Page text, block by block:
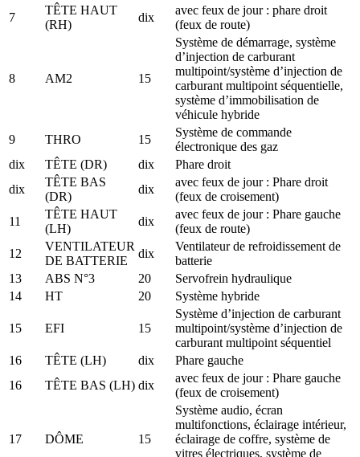
7
TÊTE HAUT
(RH)
dix
avec feux de jour : phare droit
(feux de route)
8 AM2 15
Système de démarrage, système
d’injection de carburant
multipoint/système d’injection de
carburant multipoint séquentielle,
système d’immobilisation de
véhicule hybride
9
THRO 15
Système de commande
électronique des gaz
dix
TÊTE (DR) dix
Phare droit
dix
TÊTE BAS
(DR)
dix
avec feux de jour : Phare droit
(feux de croisement)
11
TÊTE HAUT
(LH)
dix
avec feux de jour : Phare gauche
(feux de route)
12
VENTILATEUR
DE BATTERIE
dix
Ventilateur de refroidissement de
batterie
13
ABS N°3 20
Servofrein hydraulique
14
HT 20 Système hybride
15 EFI 15
Système d’injection de carburant
multipoint/système d’injection de
carburant multipoint séquentiel
16
TÊTE (LH) dix
Phare gauche
16
TÊTE BAS (LH) dix
avec feux de jour : Phare gauche
(feux de croisement)
17 DÔME 15
Système audio, écran
multifonctions, éclairage intérieur,
éclairage de coffre, système de
vitres électriques, système de